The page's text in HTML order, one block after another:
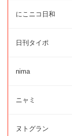
にこニコ日和
日刊タイポ
nima
ニャミ
ヌトグラン